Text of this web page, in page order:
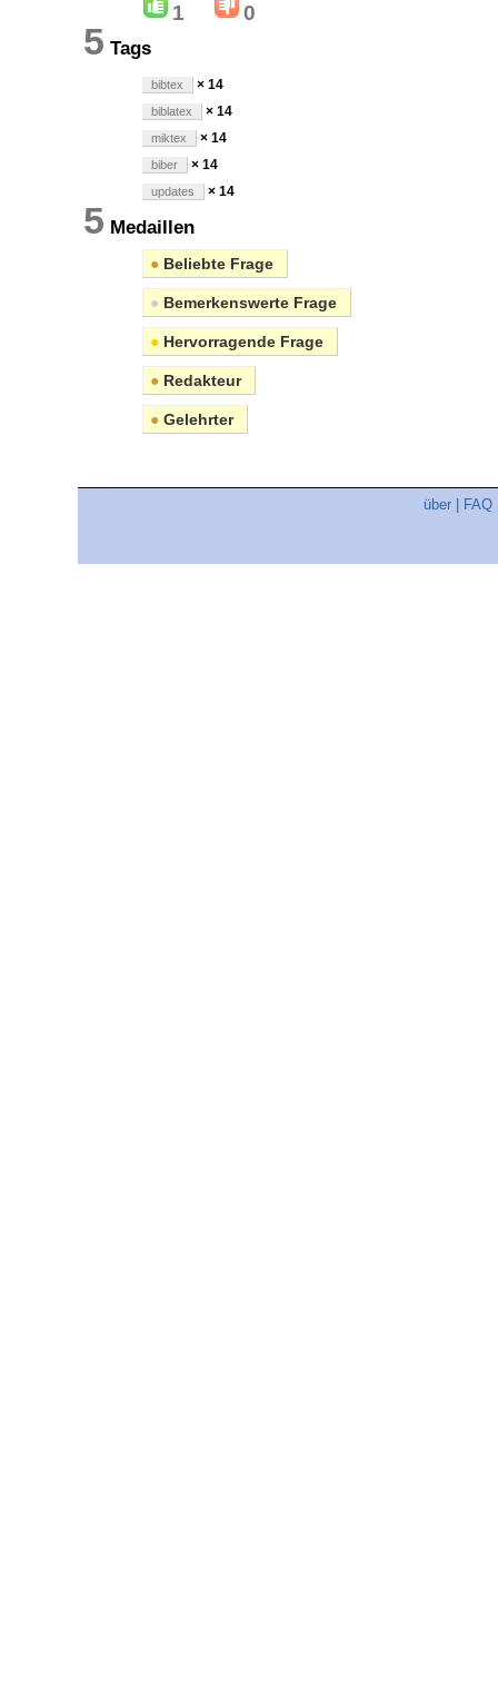
1 0
5 Tags
bibtex × 14
biblatex × 14
miktex × 14
biber × 14
updates × 14
5 Medaillen
● Beliebte Frage
● Bemerkenswerte Frage
● Hervorragende Frage
● Redakteur
● Gelehrter
über FAQ